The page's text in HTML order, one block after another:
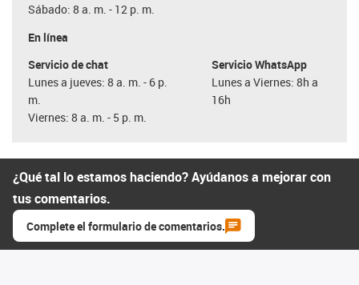
Sábado: 8 a. m. - 12 p. m.
En línea
Servicio de chat
Lunes a jueves: 8 a. m. - 6 p.
m.
Viernes: 8 a. m. - 5 p. m.
Servicio WhatsApp
Lunes a Viernes: 8h a
16h
¿Qué tal lo estamos haciendo? Ayúdanos a mejorar con
tus comentarios.
Complete el formulario de comentarios.